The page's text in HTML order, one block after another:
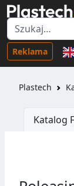
Reklama
Plastech
Katalog